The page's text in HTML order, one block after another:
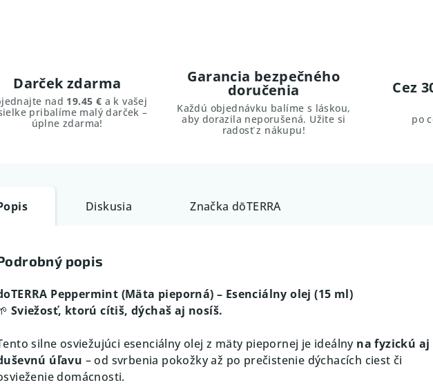
Darček zdarma
nad 19.45 € a k vašej
pribalíme malý darček –
úplne zdarma!
Garancia bezpečného
doručenia
Každú objednávku balíme s láskou,
aby dorazila neporušená. Užite si
radosť z nákupu!
Cez
po
Diskusia Značka dōTERRA
popis
Peppermint (Mäta pieporná) – Esenciálny olej (15 ml)
Sviežosť, ktorú cítiš, dýchaš aj nosíš.
silne osviežujúci esenciálny olej z mäty piepornej je ideálny na fyzickú aj
úľavu – od svrbenia pokožky až po prečistenie dýchacích ciest či
domácnosti.